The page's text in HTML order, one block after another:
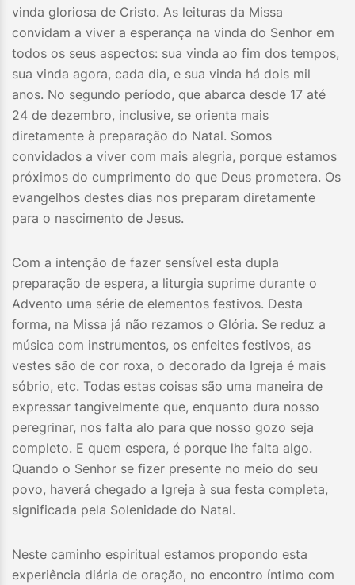
vinda gloriosa de Cristo. As leituras da Missa
convidam a viver a esperança na vinda do Senhor em
todos os seus aspectos: sua vinda ao fim dos tempos,
sua vinda agora, cada dia, e sua vinda há dois mil
anos. No segundo período, que abarca desde 17 até
24 de dezembro, inclusive, se orienta mais
diretamente à preparação do Natal. Somos
convidados a viver com mais alegria, porque estamos
próximos do cumprimento do que Deus prometera. Os
evangelhos destes dias nos preparam diretamente
para o nascimento de Jesus.
Com a intenção de fazer sensível esta dupla
preparação de espera, a liturgia suprime durante o
Advento uma série de elementos festivos. Desta
forma, na Missa já não rezamos o Glória. Se reduz a
música com instrumentos, os enfeites festivos, as
vestes são de cor roxa, o decorado da Igreja é mais
sóbrio, etc. Todas estas coisas são uma maneira de
expressar tangivelmente que, enquanto dura nosso
peregrinar, nos falta alo para que nosso gozo seja
completo. E quem espera, é porque lhe falta algo.
Quando o Senhor se fizer presente no meio do seu
povo, haverá chegado a Igreja à sua festa completa,
significada pela Solenidade do Natal.
Neste caminho espiritual estamos propondo esta
experiência diária de oração, no encontro íntimo com